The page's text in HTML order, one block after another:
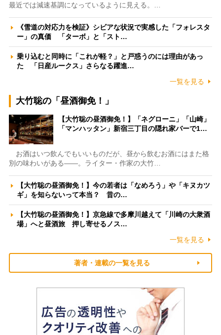
最近では減速基調になっているように見える。…
《雪道の対応力を検証》シビアな状況で実感した「フォレスタ
ー」の真価 「ターボ」と「スト…
乗り込むと同時に「これが軽？」と戸惑うのには理由があっ
た 「日産ルークス」さらなる躍進…
一覧を見る
大竹聡の「昼酒御免！」
【大竹聡の昼酒御免！】「ネグローニ」「山崎」
「マンハッタン」新宿三丁目の隠れ家バーで1…
お酒はいつ飲んでもいいものだが、昼から飲むお酒にはまた格
別の味わいがある――。ライター・作家の大竹…
【大竹聡の昼酒御免！】今の若者は「なめろう」や「キヌカツ
ギ」を知らないって本当？ 昔の…
【大竹聡の昼酒御免！】京急線で多摩川越えて「川崎の大衆酒
場」へと昼酒旅 押し寄せるノス…
一覧を見る
著者・連載の一覧を見る